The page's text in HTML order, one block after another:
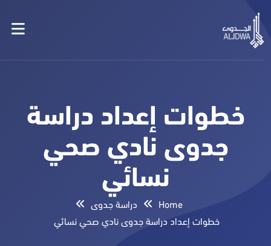
خطوات إعداد دراسة
جدوى نادي صحي
نسائي
Home
دراسة جدوى
خطوات إعداد دراسة جدوى نادي صحي نسائي